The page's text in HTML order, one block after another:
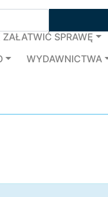
SPRAWĘ
WYDAWNICTWA